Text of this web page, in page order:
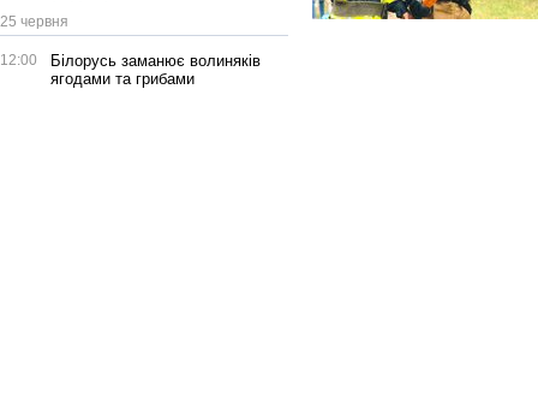
25 червня
12:00
Білорусь заманює волиняків
ягодами та грибами